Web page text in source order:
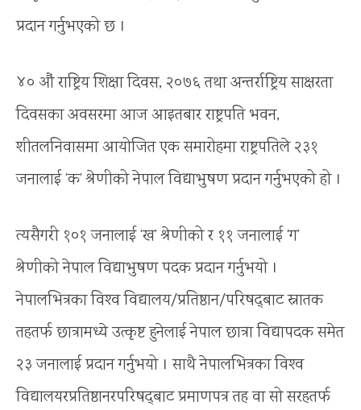
प्रदान गर्नुभएको छ ।
४० औं राष्ट्रिय शिक्षा दिवस, २०७६ तथा अन्तर्राष्ट्रिय साक्षरता
दिवसका अवसरमा आज आइतबार राष्ट्रपति भवन,
शीतलनिवासमा आयोजित एक समारोहमा राष्ट्रपतिले २३१
जनालाई ‘क’ श्रेणीको नेपाल विद्याभुषण प्रदान गर्नुभएको हो ।
त्यसैगरी १०१ जनालाई ‘ख’ श्रेणीको र ११ जनालाई ‘ग’
श्रेणीको नेपाल विद्याभुषण पदक प्रदान गर्नुभयो ।
नेपालभित्रका विश्‍व विद्यालय/प्रतिष्ठान/परिषद्‍बाट स्नातक
तहतर्फ छात्रामध्ये उत्कृष्ट हुनेलाई नेपाल छात्रा विद्यापदक समेत
२३ जनालाई प्रदान गर्नुभयो । साथै नेपालभित्रका विश्‍व
विद्यालयरप्रतिष्ठानरपरिषद्‍बाट प्रमाणपत्र तह वा सो सरहतर्फ